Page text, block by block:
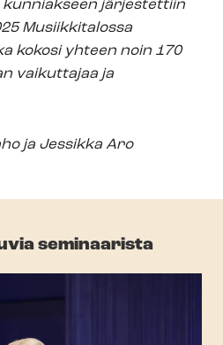
kunniakseen järjestettiin
Musiikkitalossa
kokosi yhteen noin 170
vaikuttajaa ja
ja Jessikka Aro
seminaarista